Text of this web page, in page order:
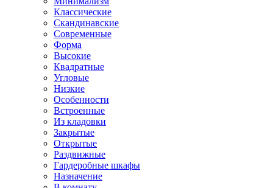
Классические
Скандинавские
Современные
Форма
Высокие
Квадратные
Угловые
Низкие
Особенности
Встроенные
Из кладовки
Закрытые
Открытые
Раздвижные
Гардеробные шкафы
Назначение